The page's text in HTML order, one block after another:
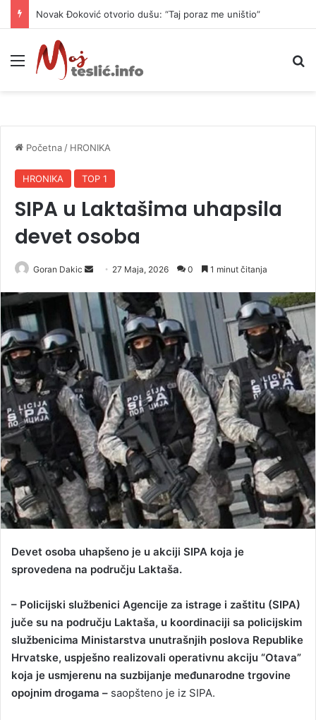
Novak Đoković otvorio dušu: “Taj poraz me uništio”
Meni
Početna / HRONIKA
HRONIKA TOP 1
SIPA u Laktašima uhapsila
devet osoba
Goran Dakic
a
n
e
m
a
i
l
27 Maja, 2026 0 1 minut čitanja
Devet osoba uhapšeno je u akciji SIPA koja je
sprovedena na području Laktaša.
– Policijski službenici Agencije za istrage i zaštitu (SIPA)
juče su na području Laktaša, u koordinaciji sa policijskim
službenicima Ministarstva unutrašnjih poslova Republike
Hrvatske, uspješno realizovali operativnu akciju “Otava”
koja je usmjerenu na suzbijanje međunarodne trgovine
opojnim drogama – saopšteno je iz SIPA.